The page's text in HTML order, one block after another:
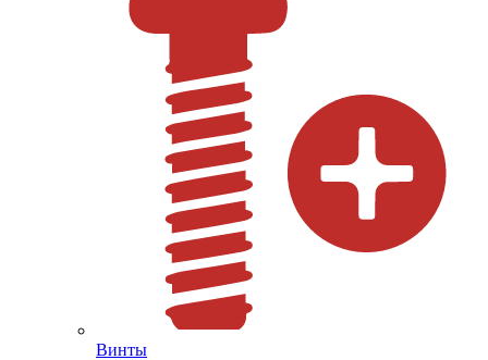
Винты